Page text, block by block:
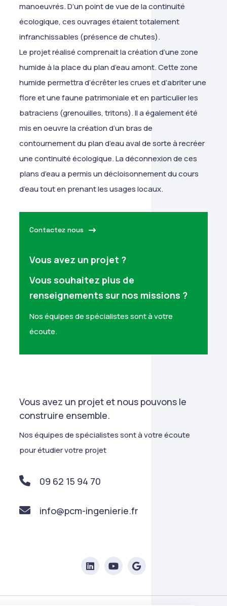
manoeuvrés. D’un point de vue de la continuité
écologique, ces ouvrages étaient totalement
infranchissables (présence de chutes).
Le projet réalisé comprenait la création d’une zone
humide à la place du plan d’eau amont. Cette zone
humide permettra d’écrêter les crues et d’abriter une
flore et une faune patrimoniale et en particulier les
batraciens (grenouilles, tritons). Il a également été
mis en oeuvre la création d’un bras de
contournement du plan d’eau aval de sorte à recréer
une continuité écologique. La déconnexion de ces
plans d’eau a permis un décloisonnement du cours
d’eau tout en prenant les usages locaux.
Contactez nous
Vous avez un projet ?
Vous souhaitez plus de
renseignements sur nos missions ?
Nos équipes de spécialistes sont à votre
écoute.
Vous avez un projet et nous pouvons le
construire ensemble.
Nos équipes de spécialistes sont à votre écoute
pour étudier votre projet
09 62 15 94 70
info@pcm-ingenierie.fr